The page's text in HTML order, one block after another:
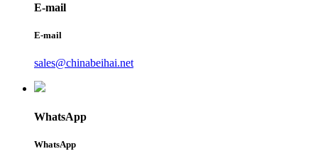
E-mail
E-mail
sales@chinabeihai.net
WhatsApp
WhatsApp